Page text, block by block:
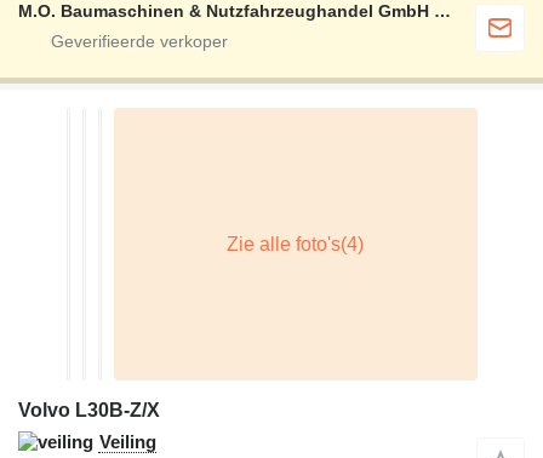
M.O. Baumaschinen & Nutzfahrzeughandel GmbH & CO.
Volvo L30B-Z/X
Veiling